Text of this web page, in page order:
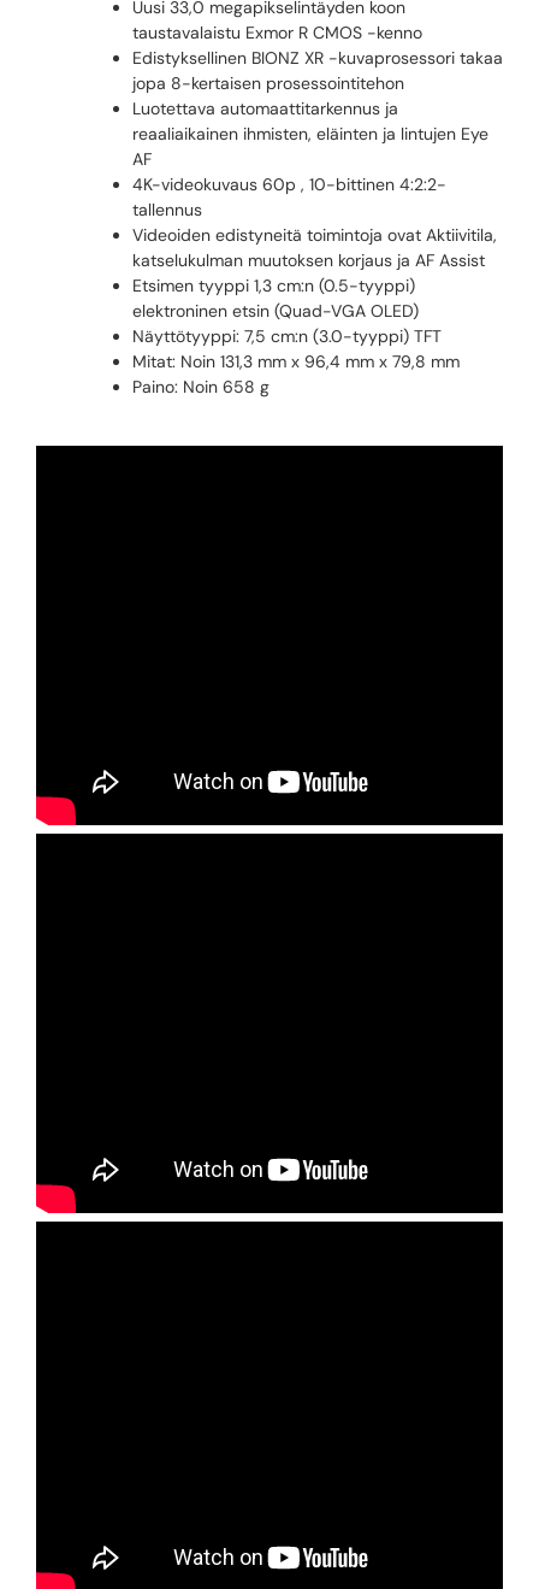
Uusi 33,0 megapikselintäyden koon
taustavalaistu Exmor R CMOS -kenno
Edistyksellinen BIONZ XR -kuvaprosessori takaa
jopa 8-kertaisen prosessointitehon
Luotettava automaattitarkennus ja
reaaliaikainen ihmisten, eläinten ja lintujen Eye
AF
4K-videokuvaus 60p , 10-bittinen 4:2:2-
tallennus
Videoiden edistyneitä toimintoja ovat Aktiivitila,
katselukulman muutoksen korjaus ja AF Assist
Etsimen tyyppi 1,3 cm:n (0.5-tyyppi)
elektroninen etsin (Quad-VGA OLED)
Näyttötyyppi: 7,5 cm:n (3.0-tyyppi) TFT
Mitat: Noin 131,3 mm x 96,4 mm x 79,8 mm
Paino: Noin 658 g